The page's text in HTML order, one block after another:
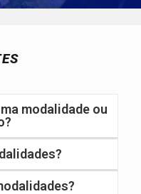
modalidade ou